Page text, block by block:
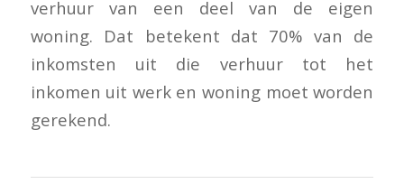
verhuur van een deel van de eigen
woning. Dat betekent dat 70% van de
inkomsten uit die verhuur tot het
inkomen uit werk en woning moet worden
gerekend.